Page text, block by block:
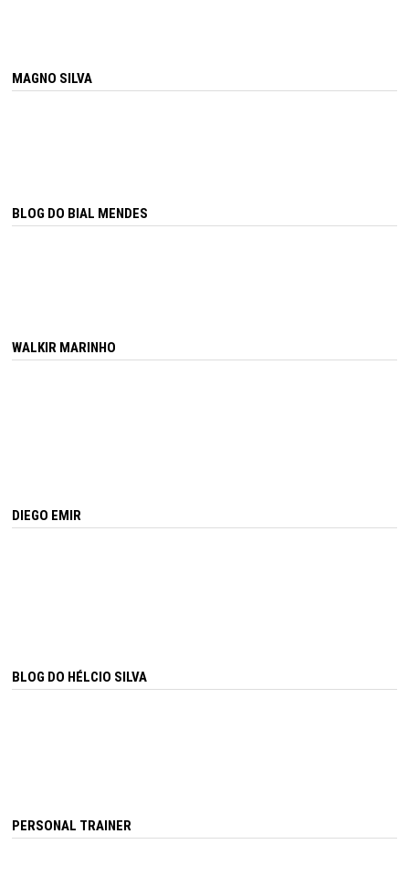
MAGNO SILVA
BLOG DO BIAL MENDES
WALKIR MARINHO
DIEGO EMIR
BLOG DO HÉLCIO SILVA
PERSONAL TRAINER